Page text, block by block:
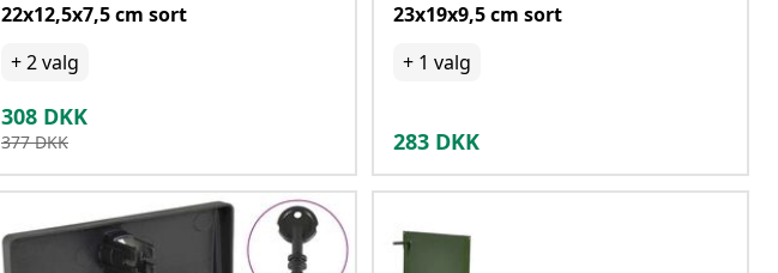
22x12,5x7,5 cm sort
+2valg
308 DKK
377 DKK
23x19x9,5 cm sort
+ 1 valg
283 DKK